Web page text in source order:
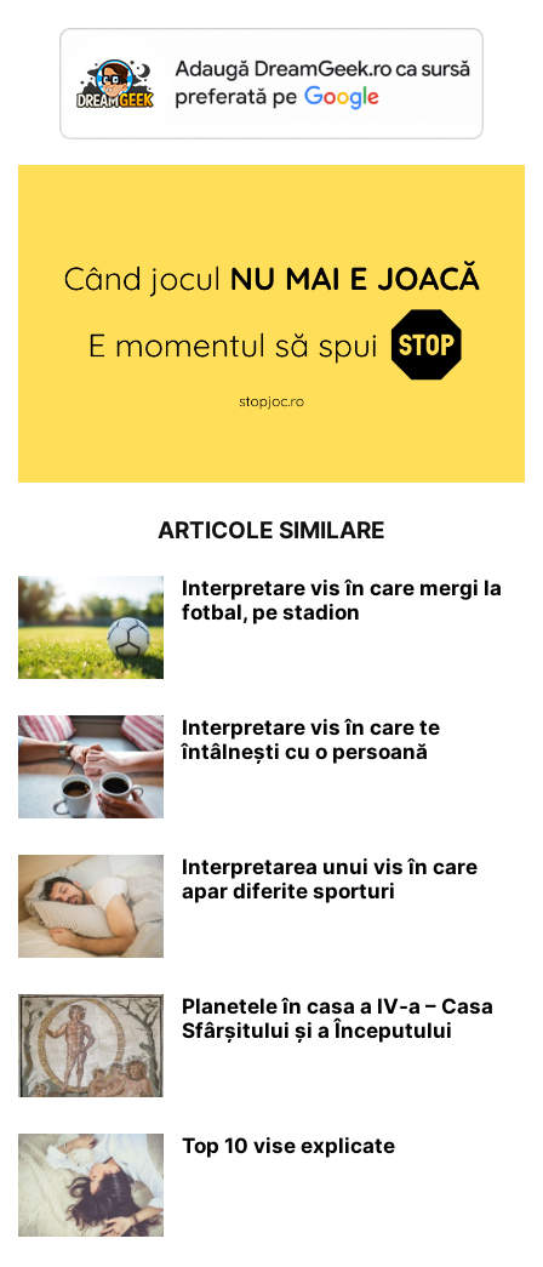
ARTICOLE SIMILARE
Interpretare vis în care mergi la
fotbal, pe stadion
Interpretare vis în care te
întâlnești cu o persoană
Interpretarea unui vis în care
apar diferite sporturi
Planetele în casa a IV-a – Casa
Sfârșitului și a Începutului
Top 10 vise explicate